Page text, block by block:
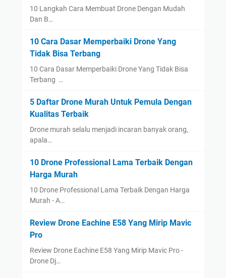
10 Langkah Cara Membuat Drone Dengan Mudah
Dan B…
10 Cara Dasar Memperbaiki Drone Yang
Tidak Bisa Terbang
10 Cara Dasar Memperbaiki Drone Yang Tidak Bisa
Terbang …
5 Daftar Drone Murah Untuk Pemula Dengan
Kualitas Terbaik
Drone murah selalu menjadi incaran banyak orang,
apala…
10 Drone Professional Lama Terbaik Dengan
Harga Murah
10 Drone Professional Lama Terbaik Dengan Harga
Murah - A…
Review Drone Eachine E58 Yang Mirip Mavic
Pro
Review Drone Eachine E58 Yang Mirip Mavic Pro -
Drone Dj…